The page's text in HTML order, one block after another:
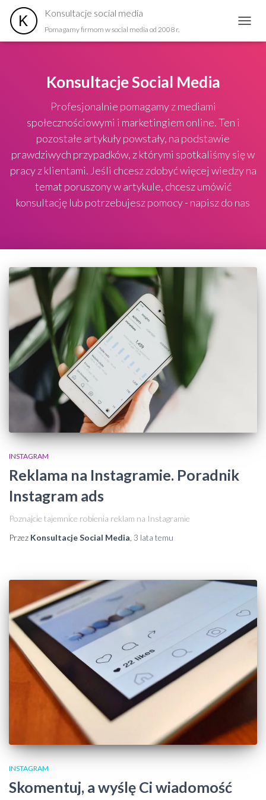
Konsultacje social media
Pomagamy firmom w social media od 2008 r.
Konsultacje Social Media
Profesjonalnie pomagamy z mediami
społecznościowymi i marketingiem online. Ten i
pozostałe artykuły powstały, na podstawie
prawdziwych przypadków, z którymi spotkaliśmy się w
pracy z klientami. Jeśli chcesz zdobyć więcej wiedzy na
temat poruszony w artykule, chcesz umówić
konsultację lub potrzebujesz pomocy - napisz do nas
INSTAGRAM
Reklama na Instagramie. Poradnik
Instagram ads
Poznajcie tajemnice robienia reklam na Instagramie
Przez Konsultacje Social Media 3 lata temu
INSTAGRAM
Skomentuj, a wyślę Ci wiadomość